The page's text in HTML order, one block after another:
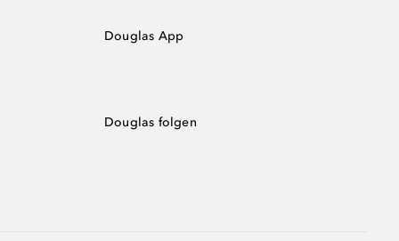
Douglas App
Douglas folgen